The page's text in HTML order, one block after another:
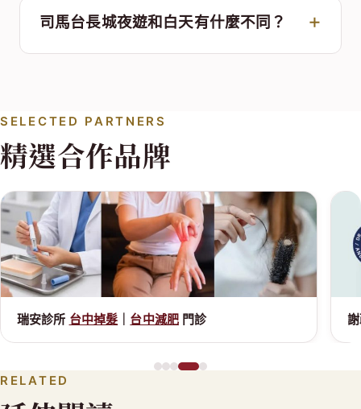
司馬台長城夜遊和白天有什麼不同？
SELECTED PARTNERS
精選合作品牌
瑞安診所 台中掉髮 台中減肥 門診
RELATED